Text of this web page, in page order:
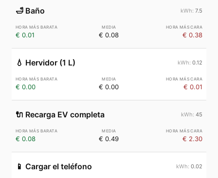
🛁 Baño 7.5
€ 0.01 € 0.08 € 0.38
💧 Hervidor (1 L) 0.12
€ 0.00 € 0.00 € 0.01
🔌 Recarga EV completa 45
€ 0.08 € 0.49 € 2.30
📱 Cargar el teléfono 0.02